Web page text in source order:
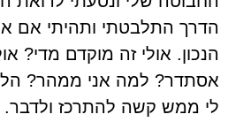
הדרך התלבטתי ותהיתי אם
הנכון. אולי זה מוקדם מדי?
אסתדר? למה אני ממהר?
לי ממש קשה להתרכז ולדבר.